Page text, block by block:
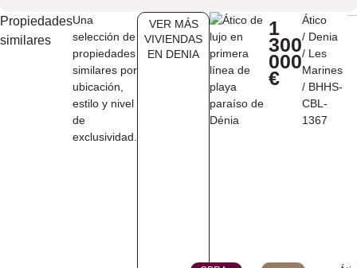
Propiedades
similares
Una
selección de
propiedades
similares por
ubicación,
estilo y nivel
de
exclusividad.
VER MÁS
VIVIENDAS
EN ​DENIA
1
300
000
€
Ático
/ Denia
/ Les
Marines
/ BHHS-
CBL-
1367